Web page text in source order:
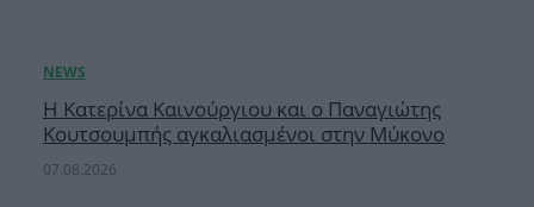
Η Κατερίνα Καινούργιου και ο Παναγιώτης
Κουτσουμπής αγκαλιασμένοι στην Μύκονο
07.08.2026